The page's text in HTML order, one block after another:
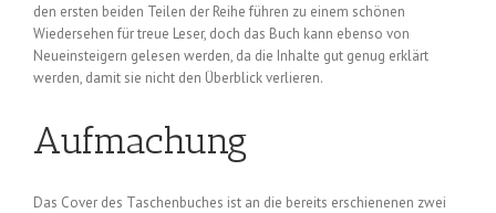
den ersten beiden Teilen der Reihe führen zu einem schönen
Wiedersehen für treue Leser, doch das Buch kann ebenso von
Neueinsteigern gelesen werden, da die Inhalte gut genug erklärt
werden, damit sie nicht den Überblick verlieren.
Aufmachung
Das Cover des Taschenbuches ist an die bereits erschienenen zwei